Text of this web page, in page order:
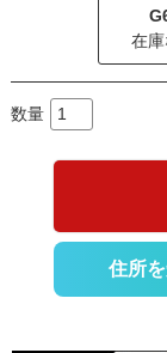
在庫
住所